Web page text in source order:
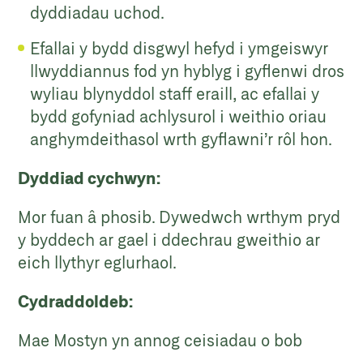
dyddiadau uchod.
Efallai y bydd disgwyl hefyd i ymgeiswyr
llwyddiannus fod yn hyblyg i gyflenwi dros
wyliau blynyddol staff eraill, ac efallai y
bydd gofyniad achlysurol i weithio oriau
anghymdeithasol wrth gyflawni’r rôl hon.
Dyddiad cychwyn:
Mor fuan â phosib. Dywedwch wrthym pryd
y byddech ar gael i ddechrau gweithio ar
eich llythyr eglurhaol.
Cydraddoldeb:
Mae Mostyn yn annog ceisiadau o bob